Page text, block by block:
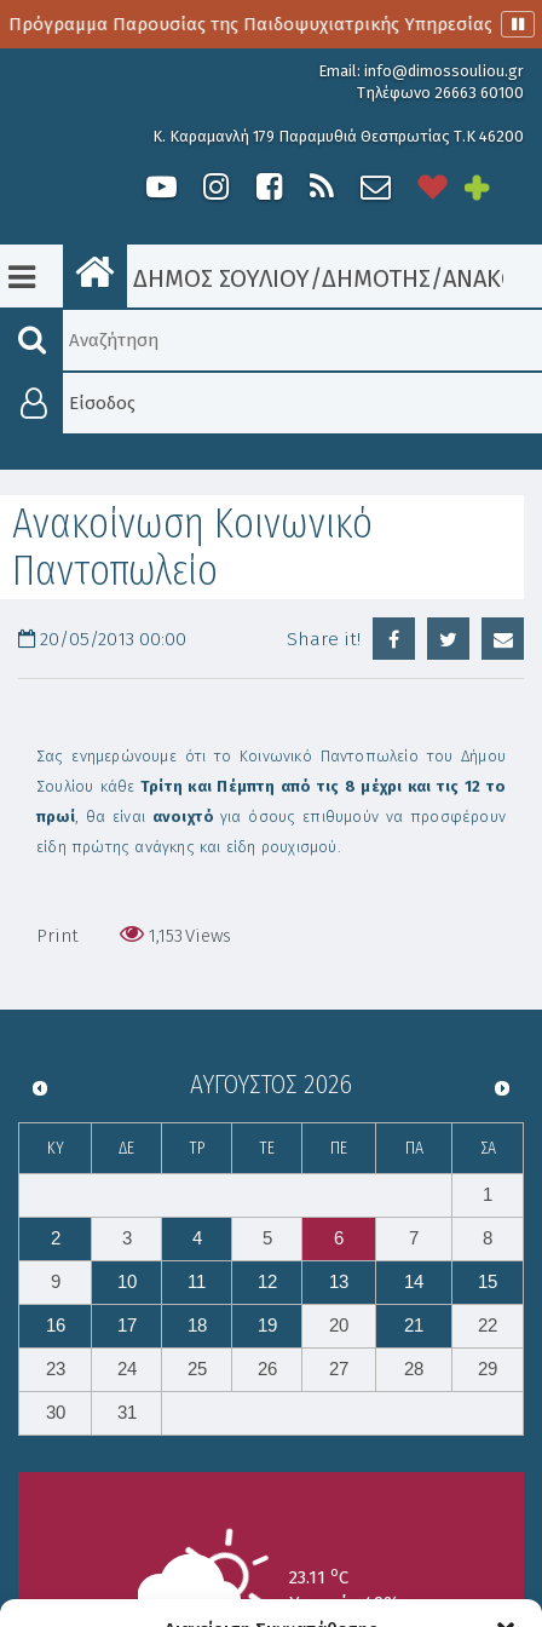
Πρόγραμμα Παρουσίας της Παιδοψυχιατρικής Υπηρεσίας
Email: info@dimossouliou.gr
Τηλέφωνο 26663 60100
Κ. Καραμανλή 179 Παραμυθιά Θεσπρωτίας Τ.Κ 46200
ΔΗΜΟΣ ΣΟΥΛΙΟΥ/ΔΗΜΟΤΗΣ/
Είσοδος
Ανακοίνωση Κοινωνικό
Παντοπωλείο
20/05/2013 00:00 Share it!
Σας ενημερώνουμε ότι το Κοινωνικό Παντοπωλείο του Δήμου
Σουλίου κάθε Τρίτη και Πέμπτη από τις 8 μέχρι και τις 12 το
πρωί, θα είναι ανοιχτόγια όσους επιθυμούν να προσφέρουν
είδη πρώτης ανάγκης και είδη ρουχισμού.
Print 1,153Views
ΑΎΓΟΥΣΤΟΣ 2026
ΚΥ ΔΕ ΤΡ ΤΕ ΠΕ ΠΑ ΣΑ
1
2 3 4 5 6 7 8
9 10 11 12 13 14 15
16 17 18 19 20 21 22
23 24 25 26 27 28 29
30 31
23.11 oC
Υγρασία 49%